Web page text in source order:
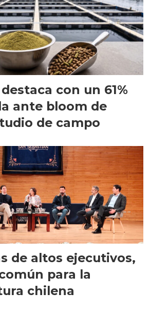
con un 61%
ante bloom de
de campo
de altos ejecutivos,
para la
chilena